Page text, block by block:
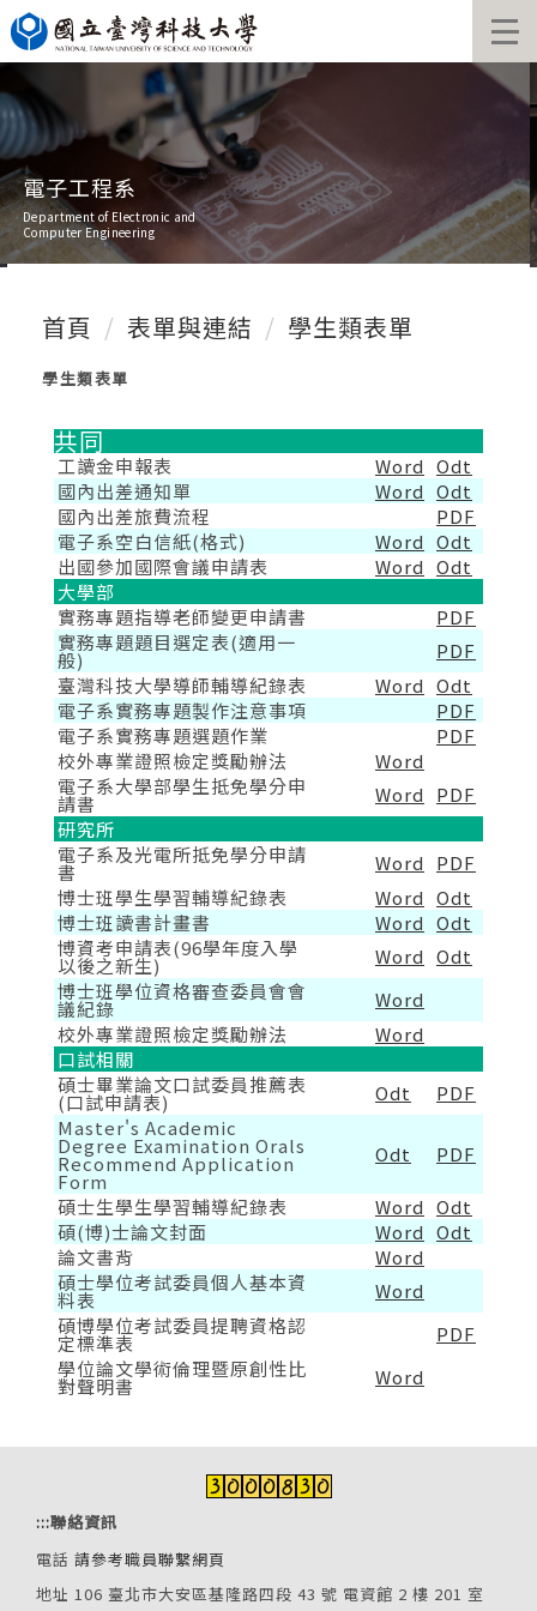
跳
到
主
要
內
容
區
電子工程系
Department of Electronic and
Computer Engineering
首頁 表單與連結 學生類表單
學生類表單
共同
工讀金申報表 Word Odt
國內出差通知單
Word Odt
國內出差旅費流程
PDF
電子系空白信紙(格式)
Word Odt
出國參加國際會議申請表
Word Odt
大學部
實務專題指導老師變更申請書
PDF
實務專題題目選定表(適用一
般)
PDF
臺灣科技大學導師輔導紀錄表
Word Odt
電子系實務專題製作注意事項
PDF
電子系實務專題選題作業
PDF
校外專業證照檢定獎勵辦法
Word
電子系大學部學生抵免學分申
請書 Word
PDF
研究所
電子系及光電所抵免學分申請
書 Word
PDF
博士班學生學習輔導紀錄表
Word Odt
博士班讀書計畫書
Word Odt
博資考申請表(96學年度入學
以後之新生) Word Odt
博士班學位資格審查委員會會
議紀錄
Word
校外專業證照檢定獎勵辦法
Word
口試相關
碩士畢業論文口試委員推薦表
(口試申請表) Odt
PDF
Master's Academic
Degree Examination Orals
Recommend Application
Form
Odt PDF
碩士生學生學習輔導紀錄表 Word Odt
碩(博)士論文封面
Word Odt
論文書背
Word
碩士學位考試委員個人基本資
料表
Word
碩博學位考試委員提聘資格認
定標準表
PDF
學位論文學術倫理暨原創性比
對聲明書 Word
:::聯絡資訊
電話 請參考職員聯繫網頁
地址 106 臺北市大安區基隆路四段 43 號 電資館 2 樓 201 室